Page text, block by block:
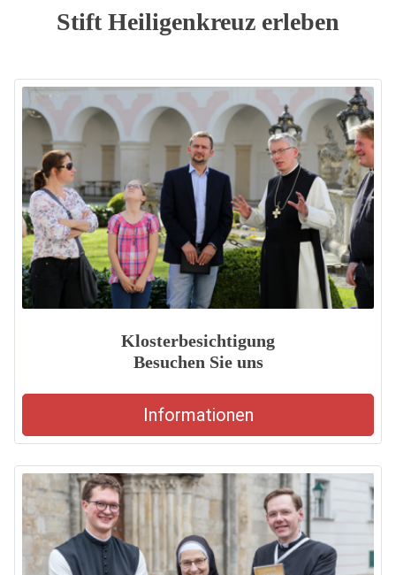
Stift Heiligenkreuz erleben
Klosterbesichtigung
Besuchen Sie uns
Informationen